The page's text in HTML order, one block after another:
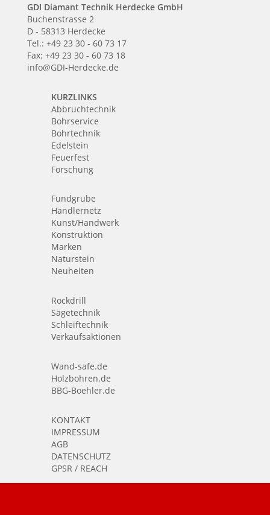
GDI Diamant Technik Herdecke GmbH
Buchenstrasse 2
D - 58313 Herdecke
Tel.: +49 23 30 - 60 73 17
Fax: +49 23 30 - 60 73 18
info@GDI-Herdecke.de
KURZLINKS
Abbruchtechnik
Bohrservice
Bohrtechnik
Edelstein
Feuerfest
Forschung
Fundgrube
Händlernetz
Kunst/Handwerk
Konstruktion
Marken
Naturstein
Neuheiten
Rockdrill
Sägetechnik
Schleiftechnik
Verkaufsaktionen
Wand-safe.de
Holzbohren.de
BBG-Boehler.de
KONTAKT
IMPRESSUM
AGB
DATENSCHUTZ
GPSR / REACH